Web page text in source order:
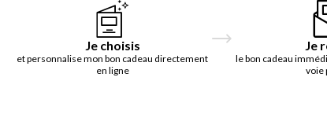
Je choisis
et personnalise mon bon cadeau directement
en ligne
Je
le bon cadeau
voie